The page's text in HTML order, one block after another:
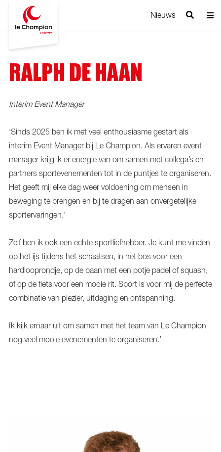
Nieuws
RALPH DE HAAN
Interim Event Manager
‘Sinds 2025 ben ik met veel enthousiasme gestart als
interim Event Manager bij Le Champion. Als ervaren event
manager krijg ik er energie van om samen met collega’s en
partners sportevenementen tot in de puntjes te organiseren.
Het geeft mij elke dag weer voldoening om mensen in
beweging te brengen en bij te dragen aan onvergetelijke
sportervaringen.’
Zelf ben ik ook een echte sportliefhebber. Je kunt me vinden
op het ijs tijdens het schaatsen, in het bos voor een
hardlooprondje, op de baan met een potje padel of squash,
of op de fiets voor een mooie rit. Sport is voor mij de perfecte
combinatie van plezier, uitdaging en ontspanning.
Ik kijk ernaar uit om samen met het team van Le Champion
nog veel mooie evenementen te organiseren.’